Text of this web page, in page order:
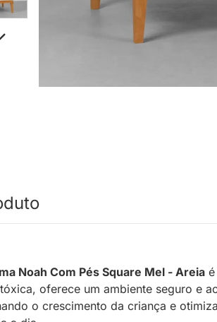
Noah Com Pés Square Mel - Areia
oferece um ambiente seguro e
o crescimento da criança e